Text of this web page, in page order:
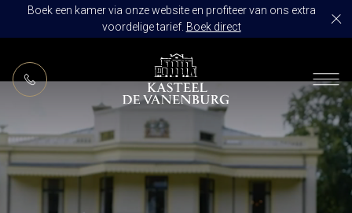
Boek een kamer via onze website en profiteer van ons extra
voordelige tarief. Boek direct
NL
RESTAURANT DE VANENBURG
BRASSERIE DE HOEVE
CULINAIR GENIETEN ARRANGEMENT
KAMERS
ARRANGEMENTEN
ALLES OP ÉÉN LOCATIE